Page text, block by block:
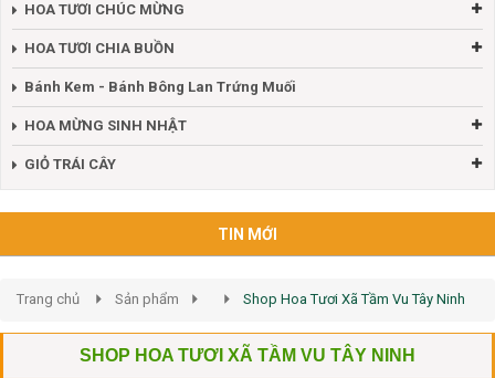
HOA TƯƠI CHÚC MỪNG
HOA TƯƠI CHIA BUỒN
Bánh Kem - Bánh Bông Lan Trứng Muối
HOA MỪNG SINH NHẬT
GIỎ TRÁI CÂY
TIN MỚI
Trang chủ Sản phẩm Shop Hoa Tươi Xã Tầm Vu Tây Ninh
SHOP HOA TƯƠI XÃ TẦM VU TÂY NINH